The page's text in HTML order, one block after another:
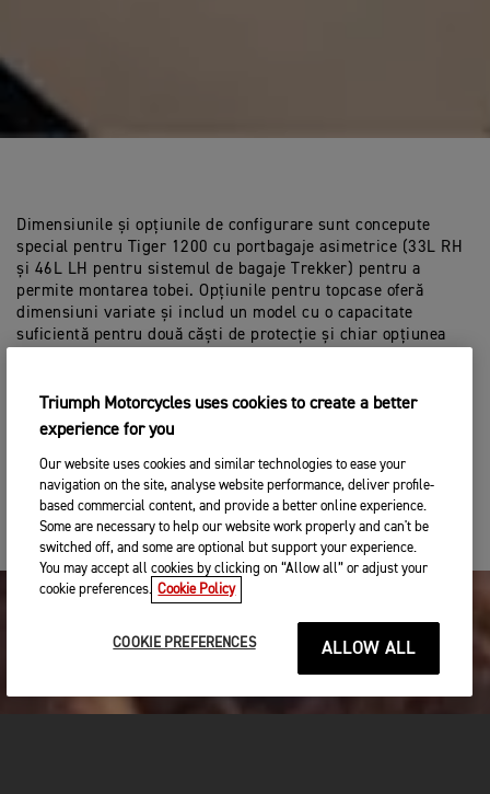
Dimensiunile și opțiunile de configurare sunt concepute
special pentru Tiger 1200 cu portbagaje asimetrice (33L RH
și 46L LH pentru sistemul de bagaje Trekker) pentru a
permite montarea tobei. Opțiunile pentru topcase oferă
dimensiuni variate și includ un model cu o capacitate
suficientă pentru două căști de protecție și chiar opțiunea
argintiu clasic. Sunt disponibile de asemenea și genți
interioare — cu sistemele de rulare complet impermeabile și
pot fi păstrate în siguranță.
Triumph Motorcycles uses cookies to create a better
experience for you
Our website uses cookies and similar technologies to ease your
navigation on the site, analyse website performance, deliver profile-
based commercial content, and provide a better online experience.
Some are necessary to help our website work properly and can't be
switched off, and some are optional but support your experience.
You may accept all cookies by clicking on “Allow all” or adjust your
cookie preferences. Cookie Policy
COOKIE PREFERENCES ALLOW ALL